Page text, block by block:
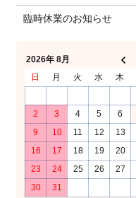
臨時休業のお知らせ
2026年 8月
日
月 火 水 木
2
3 4 5 6
9
10 11 12 13
16
17 18 19 20
23
24 25 26 27
30
31